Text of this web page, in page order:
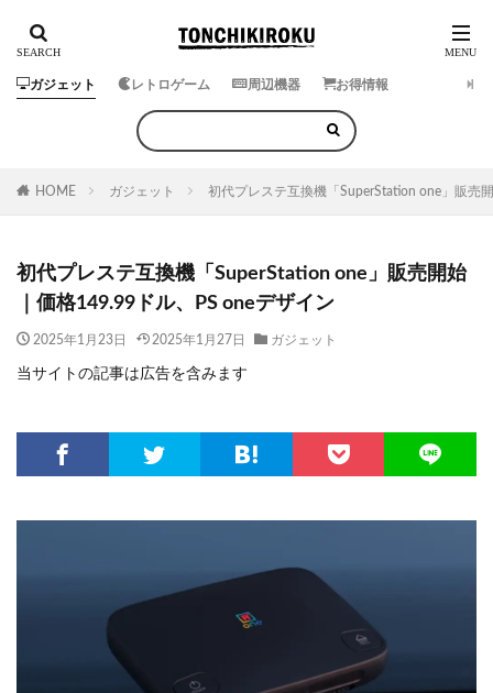
ガジェット レトロゲーム 周辺機器 お得情報
HOME ガジェット 初代プレステ互換機「SuperStation one」販売
初代プレステ互換機「SuperStation one」販売開始
｜価格149.99ドル、PS oneデザイン
2025年1月23日 2025年1月27日 ガジェット
当サイトの記事は広告を含みます